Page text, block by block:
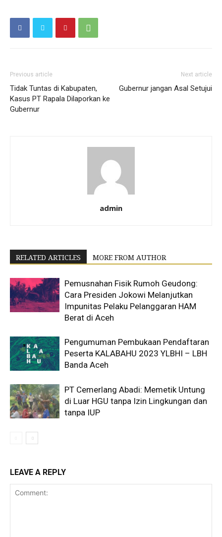
Previous article
Tidak Tuntas di Kabupaten,
Kasus PT Rapala Dilaporkan ke
Gubernur
Next article
Gubernur jangan Asal Setujui
admin
RELATED ARTICLES MORE FROM AUTHOR
Pemusnahan Fisik Rumoh Geudong:
Cara Presiden Jokowi Melanjutkan
Impunitas Pelaku Pelanggaran HAM
Berat di Aceh
Pengumuman Pembukaan Pendaftaran
Peserta KALABAHU 2023 YLBHI – LBH
Banda Aceh
PT Cemerlang Abadi: Memetik Untung
di Luar HGU tanpa Izin Lingkungan dan
tanpa IUP
LEAVE A REPLY